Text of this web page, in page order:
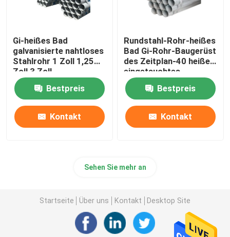
Gi-heißes Bad
galvanisierte nahtloses
Stahlrohr 1 Zoll 1,25
Zoll 3 Zoll
Bestpreis
Kontakt
Rundstahl-Rohr-heißes
Bad Gi-Rohr-Baugerüst
des Zeitplan-40 heißes
eingetauchtes
galvanisiertes
Bestpreis
Kontakt
Sehen Sie mehr an
Startseite Über uns Kontakt Desktop Site